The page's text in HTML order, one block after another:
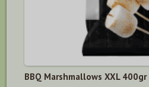
BBQ Marshmallows XXL 400gr